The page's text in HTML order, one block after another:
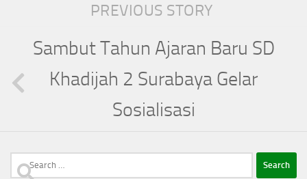
PREVIOUS STORY
Sambut Tahun Ajaran Baru SD
Khadijah 2 Surabaya Gelar
Sosialisasi
Search